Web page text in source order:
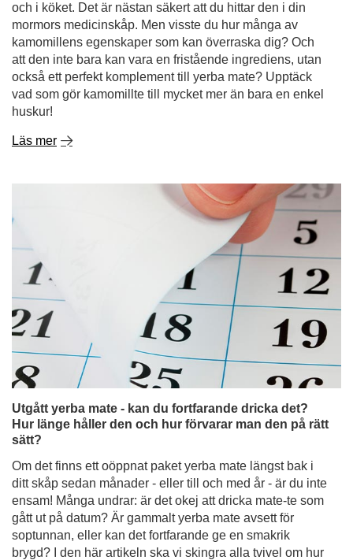
och i köket. Det är nästan säkert att du hittar den i din
mormors medicinskåp. Men visste du hur många av
kamomillens egenskaper som kan överraska dig? Och
att den inte bara kan vara en fristående ingrediens, utan
också ett perfekt komplement till yerba mate? Upptäck
vad som gör kamomillte till mycket mer än bara en enkel
huskur!
Läs mer
Utgått yerba mate - kan du fortfarande dricka det?
Hur länge håller den och hur förvarar man den på rätt
sätt?
Om det finns ett oöppnat paket yerba mate längst bak i
ditt skåp sedan månader - eller till och med år - är du inte
ensam! Många undrar: är det okej att dricka mate-te som
gått ut på datum? Är gammalt yerba mate avsett för
soptunnan, eller kan det fortfarande ge en smakrik
brygd? I den här artikeln ska vi skingra alla tvivel om hur